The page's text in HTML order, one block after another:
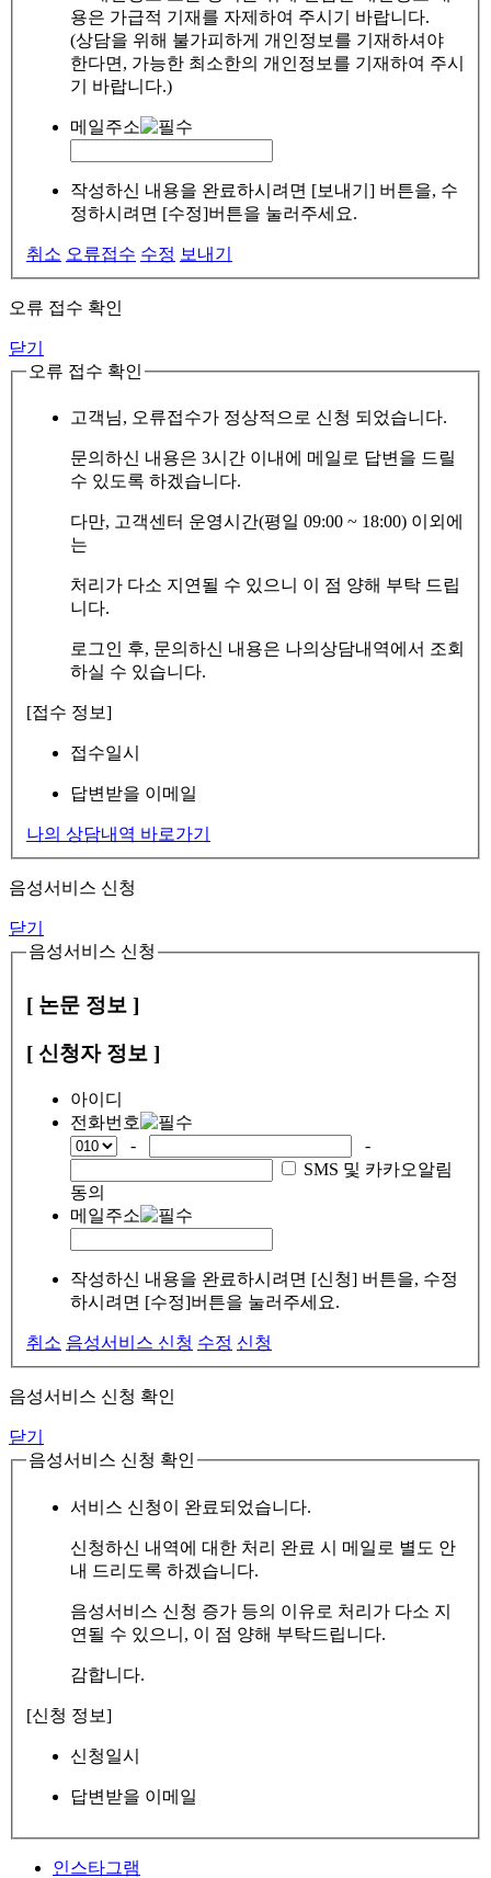
용은 가급적 기재를 자제하여 주시기 바랍니다.
(상담을 위해 불가피하게 개인정보를 기재하셔야
한다면, 가능한 최소한의 개인정보를 기재하여 주시
기 바랍니다.)
메일주소
작성하신 내용을 완료하시려면 [보내기] 버튼을, 수
정하시려면 [수정]버튼을 눌러주세요.
취소 오류접수 수정 보내기
오류 접수 확인
닫기
오류 접수 확인
고객님, 오류접수가 정상적으로 신청 되었습니다.
문의하신 내용은 3시간 이내에 메일로 답변을 드릴
수 있도록 하겠습니다.
다만, 고객센터 운영시간(평일 09:00 ~ 18:00) 이외에
는
처리가 다소 지연될 수 있으니 이 점 양해 부탁 드립
니다.
로그인 후, 문의하신 내용은 나의상담내역에서 조회
하실 수 있습니다.
[접수 정보]
접수일시
답변받을 이메일
나의 상담내역 바로가기
음성서비스 신청
닫기
음성서비스 신청
[ 논문 정보 ]
[ 신청자 정보 ]
아이디
전화번호
-
-
SMS 및 카카오알림
동의
메일주소
작성하신 내용을 완료하시려면 [신청] 버튼을, 수정
하시려면 [수정]버튼을 눌러주세요.
취소 음성서비스 신청 수정 신청
음성서비스 신청 확인
닫기
음성서비스 신청 확인
서비스 신청이 완료되었습니다.
신청하신 내역에 대한 처리 완료 시 메일로 별도 안
내 드리도록 하겠습니다.
음성서비스 신청 증가 등의 이유로 처리가 다소 지
연될 수 있으니, 이 점 양해 부탁드립니다.
감합니다.
[신청 정보]
신청일시
답변받을 이메일
인스타그램